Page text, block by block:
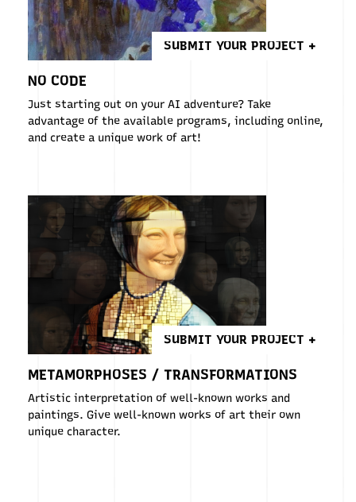
SUBMIT YOUR PROJECT +
NO CODE
Just starting out on your AI adventure? Take
advantage of the available programs, including online,
and create a unique work of art!
SUBMIT YOUR PROJECT +
METAMORPHOSES / TRANSFORMATIONS
Artistic interpretation of well-known works and
paintings. Give well-known works of art their own
unique character.